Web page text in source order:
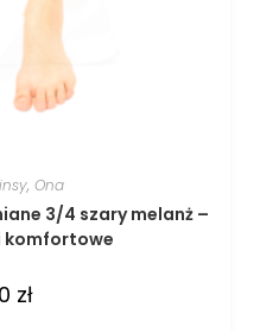
, Ona
3/4 szary melanż –
komfortowe
zł